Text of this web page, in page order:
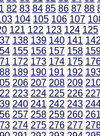
82 83 84 85 86 87 88
104 105 106 107
121 122 123 124 125
138 139 140 141
155 156 157 158
172 173 174 175
189 190 191 192
206 207 208 209
223 224 225 226
240 241 242 243
257 258 259 260
274 275 276 277